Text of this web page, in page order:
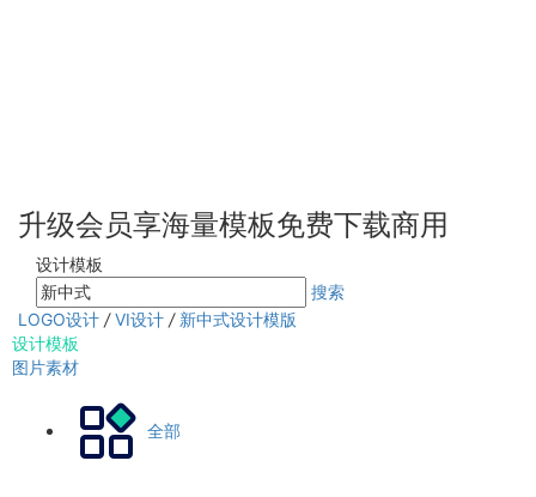
升级会员享海量模板免费下载商用
设计模板
搜索
LOGO设计 / VI设计 / 新中式设计模版
设计模板
图片素材
全部